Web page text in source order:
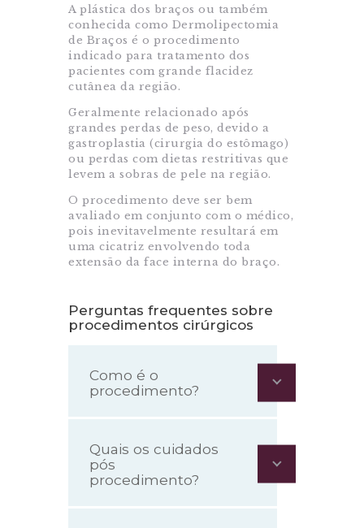
A plástica dos braços ou também
conhecida como Dermolipectomia
de Braços é o procedimento
indicado para tratamento dos
pacientes com grande flacidez
cutânea da região.
Geralmente relacionado após
grandes perdas de peso, devido a
gastroplastia (cirurgia do estômago)
ou perdas com dietas restritivas que
levem a sobras de pele na região.
O procedimento deve ser bem
avaliado em conjunto com o médico,
pois inevitavelmente resultará em
uma cicatriz envolvendo toda
extensão da face interna do braço.
Perguntas frequentes sobre
procedimentos cirúrgicos
Como é o
procedimento?
Quais os cuidados
pós
procedimento?